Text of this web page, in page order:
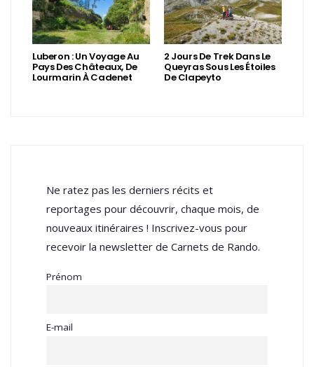
Luberon : Un Voyage Au
Pays Des Châteaux, De
Lourmarin À Cadenet
2 Jours De Trek Dans Le
Queyras Sous Les Étoiles
De Clapeyto
Ne ratez pas les derniers récits et
reportages pour découvrir, chaque mois, de
nouveaux itinéraires ! Inscrivez-vous pour
recevoir la newsletter de Carnets de Rando.
Prénom
E-mail